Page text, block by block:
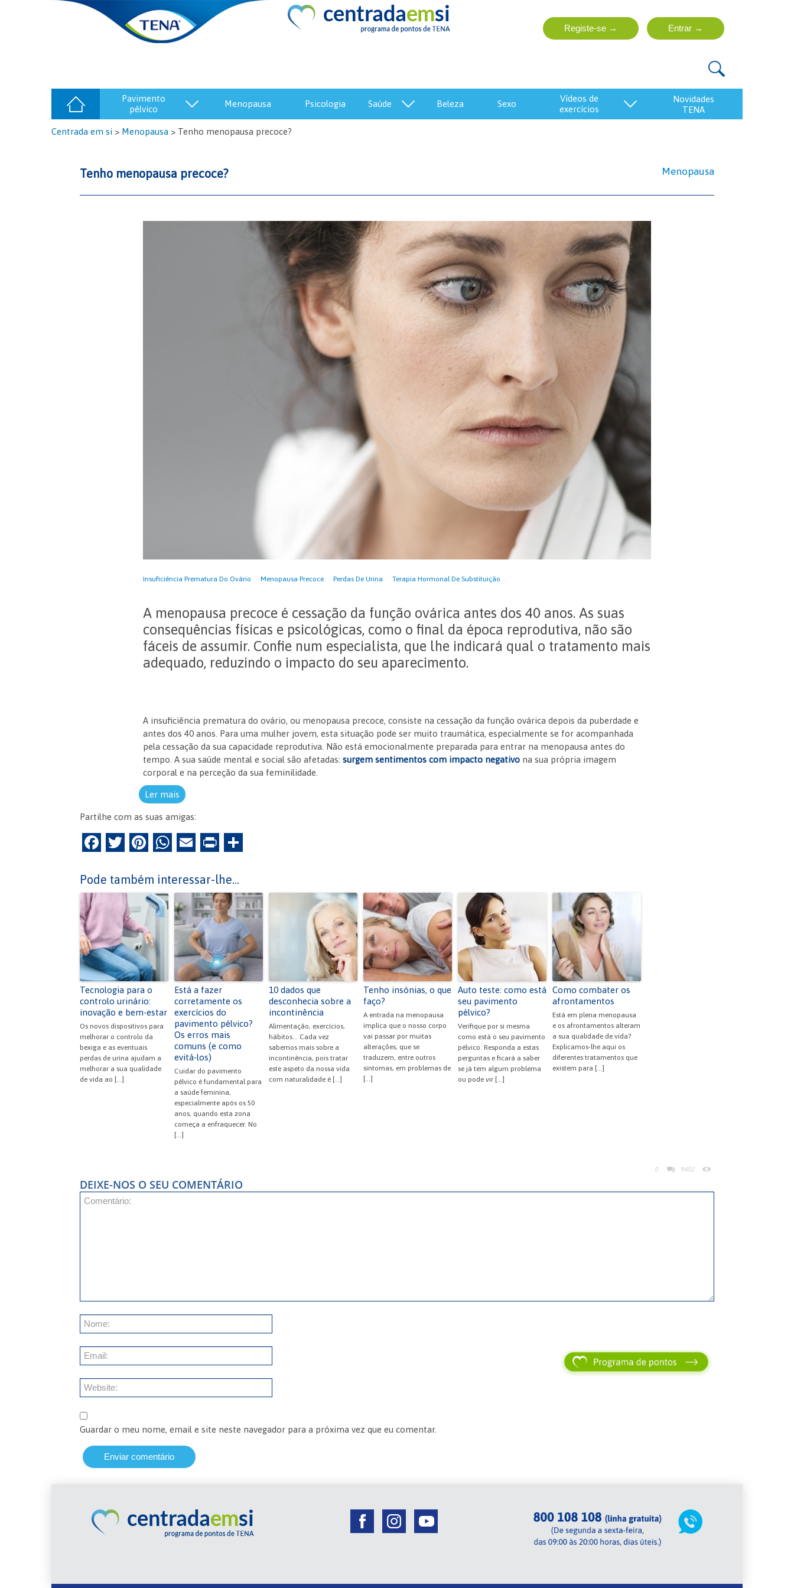
pavimento
pélvico
menopausa psicologia saúde beleza sexo
vídeos de
exercícios
Centrada em si > Menopausa > Tenho menopausa precoce?
Tenho menopausa precoce? Menopausa
0 9402
Insuficiência Prematura Do Ovário Menopausa Precoce Perdas De Urina Terapia Hormonal De Substituição
A menopausa precoce é cessação da função ovárica antes dos 40 anos. As suas
consequências físicas e psicológicas, como o final da época reprodutiva, não são
fáceis de assumir. Confie num especialista, que lhe indicará qual o tratamento mais
adequado, reduzindo o impacto do seu aparecimento.
A insuficiência prematura do ovário, ou menopausa precoce, consiste na cessação da função ovárica depois da puberdade e
antes dos 40 anos. Para uma mulher jovem, esta situação pode ser muito traumática, especialmente se for acompanhada
pela cessação da sua capacidade reprodutiva. Não está emocionalmente preparada para entrar na menopausa antes do
tempo. A sua saúde mental e social são afetadas:surgem sentimentos com impacto negativo na sua própria imagem
corporal e na perceção da sua feminilidade.
Ler mais
Partilhe com as suas amigas:
F
c
e
b
o
o
k
T
itt
er
Pi
er
es
W
at
s
A
p
p
E
ai
l
Pr
tF
ri
e
n
dl
y
h
ar
Pode também interessar-lhe...
Tecnologia para o
controlo urinário:
inovação e bem-estar
Os novos dispositivos para
melhorar o controlo da
bexiga e as eventuais
perdas de urina ajudam a
melhorar a sua qualidade
de vida ao […]
Está a fazer
corretamente os
exercícios do
pavimento pélvico?
Os erros mais
comuns (e como
evitá-los)
Cuidar do pavimento
pélvico é fundamental para
a saúde feminina,
especialmente após os 50
anos, quando esta zona
começa a enfraquecer. No
[…]
10 dados que
desconhecia sobre a
incontinência
Alimentação, exercícios,
hábitos... Cada vez
sabemos mais sobre a
incontinência, pois tratar
este aspeto da nossa vida
com naturalidade é […]
Tenho insónias, o que
faço?
A entrada na menopausa
implica que o nosso corpo
vai passar por muitas
alterações, que se
traduzem, entre outros
sintomas, em problemas de
[…]
Auto teste: como está
seu pavimento
pélvico?
Verifique por si mesma
como está o seu pavimento
pélvico. Responda a estas
perguntas e ficará a saber
se já tem algum problema
ou pode vir […]
Como combater os
afrontamentos
Está em plena menopausa
e os afrontamentos alteram
a sua qualidade de vida?
Explicamos-lhe aqui os
diferentes tratamentos que
existem para […]
DEIXE-NOS O SEU COMENTÁRIO
Guardar o meu nome, email e site neste navegador para a próxima vez que eu comentar.